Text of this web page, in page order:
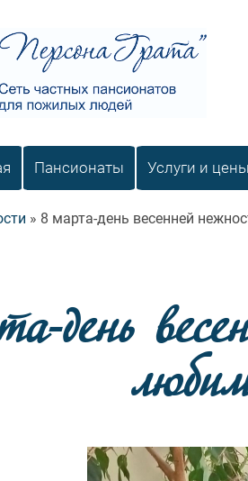
и уважением!
навигация
Пансионаты Услуги и цены
8 марта-день весенней
день